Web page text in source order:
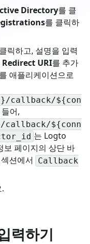
Directory를 클
를 클릭하
릭하고, 설명을 입력
Redirect URI를 추가
애플리케이션으로
callback/${con
어,
${conn
는 Logto
페이지의 상단 바
션에서
Callback
력하기